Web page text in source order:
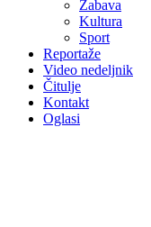
Zabava
Kultura
Sport
Reportaže
Video nedeljnik
Čitulje
Kontakt
Oglasi